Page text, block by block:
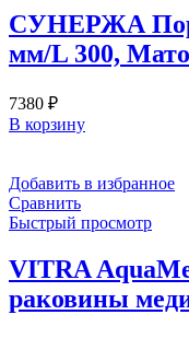
СУНЕРЖА
мм/L 300,
7380 ₽
В корзину
Добавить в избранное
Сравнить
Быстрый просмотр
VITRA
раковины